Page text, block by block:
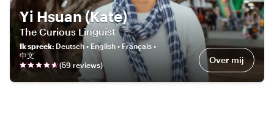
Yi Hsuan (Kate)
The Curious Linguist
Ik spreek: Deutsch • English • Français •
中文
(59 reviews) Over mij